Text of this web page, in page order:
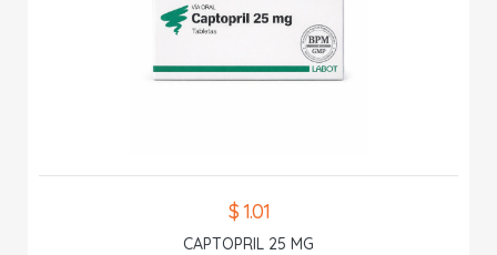
$ 1.01
CAPTOPRIL 25 MG